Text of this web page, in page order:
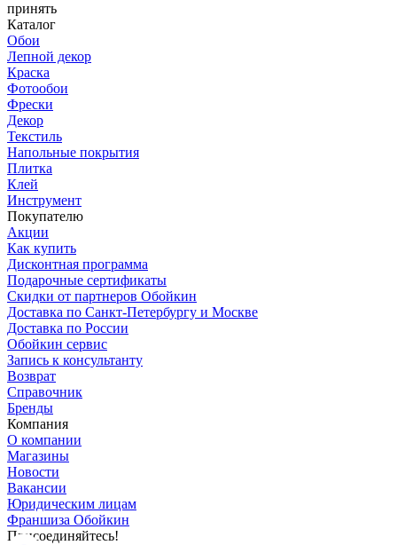
принять
Каталог
Обои
Лепной декор
Краска
Фотообои
Фрески
Декор
Текстиль
Напольные покрытия
Плитка
Клей
Инструмент
Покупателю
Акции
Как купить
Дисконтная программа
Подарочные сертификаты
Скидки от партнеров Обойкин
Доставка по Санкт-Петербургу и Москве
Доставка по России
Обойкин сервис
Запись к консультанту
Возврат
Справочник
Бренды
Компания
О компании
Магазины
Новости
Вакансии
Юридическим лицам
Франшиза Обойкин
Присоединяйтесь!